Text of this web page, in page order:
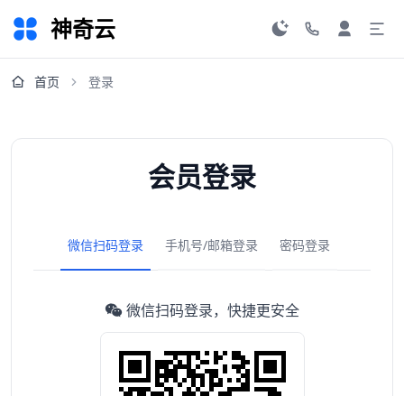
神奇云
首页 登录
会员登录
微信扫码登录 手机号/邮箱登录 密码登录
微信扫码登录，快捷更安全